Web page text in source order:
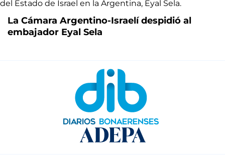
La Cámara Argentino-Israelí despidió al
embajador Eyal Sela